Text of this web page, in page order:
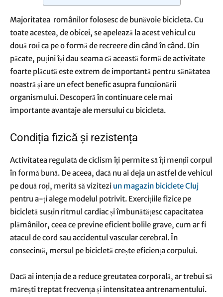
Majoritatea românilor folosesc de bunăvoie bicicleta. Cu
toate acestea, de obicei, se apelează la acest vehicul cu
două roți ca pe o formă de recreere din când în când. Din
păcate, puțini își dau seama că această formă de activitate
foarte plăcută este extrem de importantă pentru sănătatea
noastră și are un efect benefic asupra funcționării
organismului. Descoperă în continuare cele mai
importante avantaje ale mersului cu bicicleta.
Condiția fizică și rezistența
Activitatea regulată de ciclism îți permite să îți menții corpul
în formă bună. De aceea, dacă nu ai deja un astfel de vehicul
pe două roți, merită să vizitezi un magazin biciclete Cluj
pentru a-ți alege modelul potrivit. Exercițiile fizice pe
bicicletă susțin ritmul cardiac și îmbunătățesc capacitatea
plămânilor, ceea ce previne eficient bolile grave, cum ar fi
atacul de cord sau accidentul vascular cerebral. În
consecință, mersul pe bicicletă crește eficiența corpului.
Dacă ai intenția de a reduce greutatea corporală, ar trebui să
mărești treptat frecvența și intensitatea antrenamentului.